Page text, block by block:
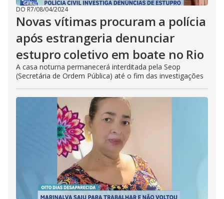
DO R7/08/04/2024
Novas vítimas procuram a polícia
após estrangeria denunciar
estupro coletivo em boate no Rio
A casa noturna permanecerá interditada pela Seop
(Secretária de Ordem Pública) até o fim das investigações